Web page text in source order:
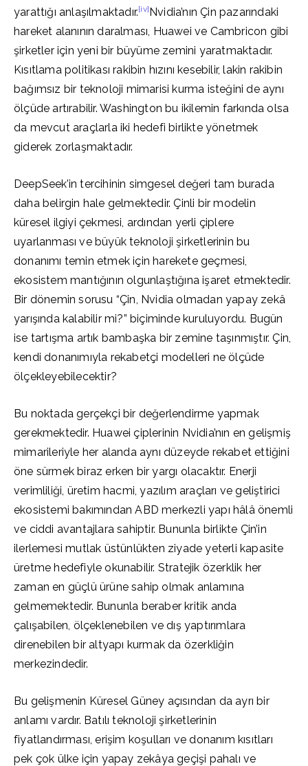
yarattığı anlaşılmaktadır.[iv]Nvidia’nın Çin pazarındaki
hareket alanının daralması, Huawei ve Cambricon gibi
şirketler için yeni bir büyüme zemini yaratmaktadır.
Kısıtlama politikası rakibin hızını kesebilir, lakin rakibin
bağımsız bir teknoloji mimarisi kurma isteğini de aynı
ölçüde artırabilir. Washington bu ikilemin farkında olsa
da mevcut araçlarla iki hedefi birlikte yönetmek
giderek zorlaşmaktadır.
DeepSeek’in tercihinin simgesel değeri tam burada
daha belirgin hale gelmektedir. Çinli bir modelin
küresel ilgiyi çekmesi, ardından yerli çiplere
uyarlanması ve büyük teknoloji şirketlerinin bu
donanımı temin etmek için harekete geçmesi,
ekosistem mantığının olgunlaştığına işaret etmektedir.
Bir dönemin sorusu “Çin, Nvidia olmadan yapay zekâ
yarışında kalabilir mi?” biçiminde kuruluyordu. Bugün
ise tartışma artık bambaşka bir zemine taşınmıştır. Çin,
kendi donanımıyla rekabetçi modelleri ne ölçüde
ölçekleyebilecektir?
Bu noktada gerçekçi bir değerlendirme yapmak
gerekmektedir. Huawei çiplerinin Nvidia’nın en gelişmiş
mimarileriyle her alanda aynı düzeyde rekabet ettiğini
öne sürmek biraz erken bir yargı olacaktır. Enerji
verimliliği, üretim hacmi, yazılım araçları ve geliştirici
ekosistemi bakımından ABD merkezli yapı hâlâ önemli
ve ciddi avantajlara sahiptir. Bununla birlikte Çin’in
ilerlemesi mutlak üstünlükten ziyade yeterli kapasite
üretme hedefiyle okunabilir. Stratejik özerklik her
zaman en güçlü ürüne sahip olmak anlamına
gelmemektedir. Bununla beraber kritik anda
çalışabilen, ölçeklenebilen ve dış yaptırımlara
direnebilen bir altyapı kurmak da özerkliğin
merkezindedir.
Bu gelişmenin Küresel Güney açısından da ayrı bir
anlamı vardır. Batılı teknoloji şirketlerinin
fiyatlandırması, erişim koşulları ve donanım kısıtları
pek çok ülke için yapay zekâya geçişi pahalı ve